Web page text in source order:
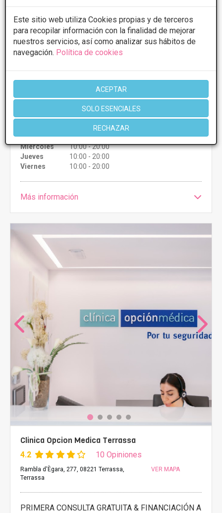
Este sitio web utiliza Cookies propias y de terceros
para recopilar información con la finalidad de mejorar
nuestros servicios, así como analizar sus hábitos de
navegación. Política de cookies
ACEPTAR
SOLO ESENCIALES
RECHAZAR
Burjassot
PRIMERA CONSULTA GRATUITA & FINANCIACIÓN A
CONSULTAR/CITA/PRESUPUESTO
10:00 - 20:00
Martes
10:00 - 20:00
Miércoles
10:00 - 20:00
Jueves
10:00 - 20:00
Viernes
10:00 - 20:00
Más información
Clinica Opcion Medica Terrassa
4.2 10 Opiniones
Rambla d'Ègara, 277, 08221 Terrassa,
Terrassa
VER MAPA
PRIMERA CONSULTA GRATUITA & FINANCIACIÓN A